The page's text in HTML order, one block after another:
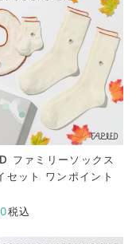
ファミリーソックス
セット ワンポイント
税込